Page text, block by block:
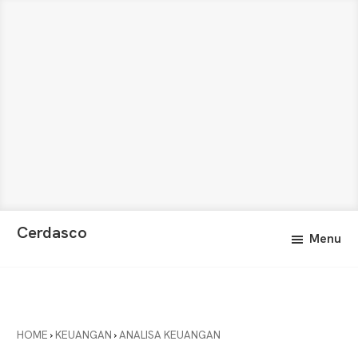
Cerdasco
Anda
Menu
HOME › KEUANGAN ›ANALISA KEUANGAN